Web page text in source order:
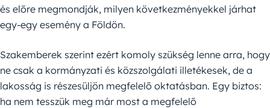
és előre megmondják, milyen következményekkel járhat
egy-egy esemény a Földön.
Szakemberek szerint ezért komoly szükség lenne arra, hogy
ne csak a kormányzati és közszolgálati illetékesek, de a
lakosság is részesüljön megfelelő oktatásban. Egy biztos:
ha nem tesszük meg már most a megfelelő